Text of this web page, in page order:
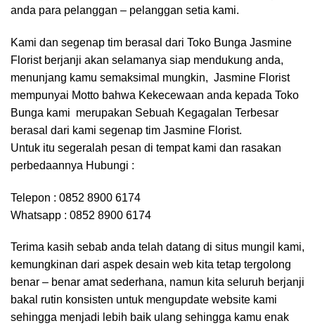
anda para pelanggan – pelanggan setia kami.
Kami dan segenap tim berasal dari Toko Bunga Jasmine
Florist berjanji akan selamanya siap mendukung anda,
menunjang kamu semaksimal mungkin, Jasmine Florist
mempunyai Motto bahwa Kekecewaan anda kepada Toko
Bunga kami merupakan Sebuah Kegagalan Terbesar
berasal dari kami segenap tim Jasmine Florist.
Untuk itu segeralah pesan di tempat kami dan rasakan
perbedaannya Hubungi :
Telepon : 0852 8900 6174
Whatsapp : 0852 8900 6174
Terima kasih sebab anda telah datang di situs mungil kami,
kemungkinan dari aspek desain web kita tetap tergolong
benar – benar amat sederhana, namun kita seluruh berjanji
bakal rutin konsisten untuk mengupdate website kami
sehingga menjadi lebih baik ulang sehingga kamu enak